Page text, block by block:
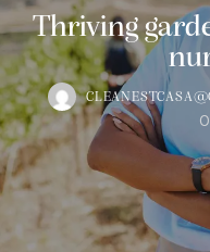
Thriving
0